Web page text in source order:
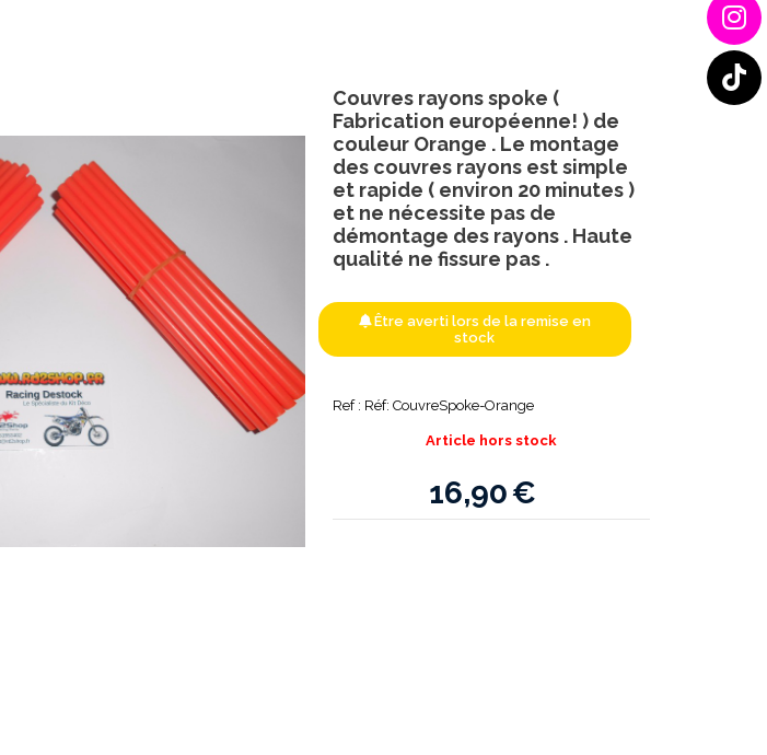
Ref : Réf: CouvreSpoke-Orange
16,90€
Article hors stock
Couvres rayons spoke (
Fabrication européenne! ) de
couleur Orange . Le montage
des couvres rayons est simple
et rapide ( environ 20 minutes )
et ne nécessite pas de
démontage des rayons . Haute
qualité ne fissure pas .
Être averti lors de la remise en
stock